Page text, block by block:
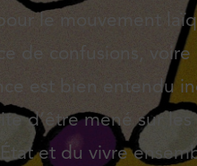
le mouvement
de confusions,
est bien entendu
d’être mené sur
et du vivre